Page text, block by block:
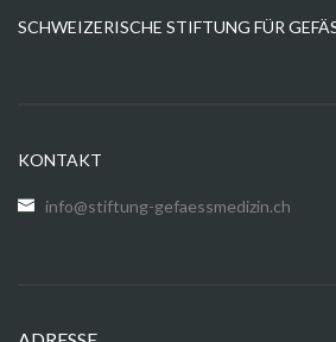
SCHWEIZERISCHE STIFTUNG FÜR
KONTAKT
info@stiftung-gefaessmedizin.ch